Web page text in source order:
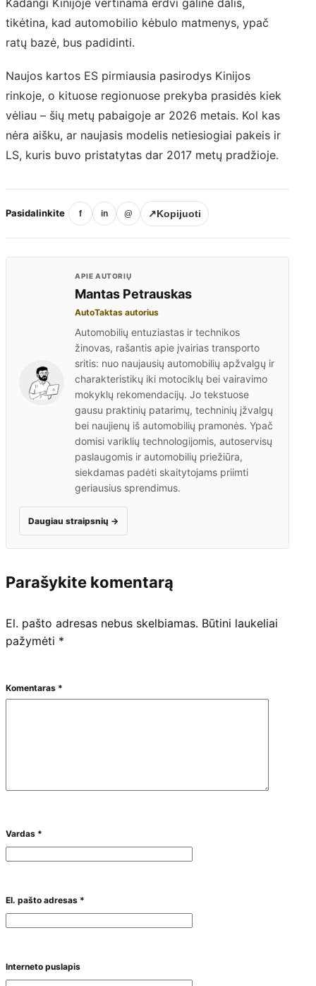
Kadangi Kinijoje vertinama erdvi galinė dalis,
tikėtina, kad automobilio kėbulo matmenys, ypač
ratų bazė, bus padidinti.
Naujos kartos ES pirmiausia pasirodys Kinijos
rinkoje, o kituose regionuose prekyba prasidės kiek
vėliau – šių metų pabaigoje ar 2026 metais. Kol kas
nėra aišku, ar naujasis modelis netiesiogiai pakeis ir
LS, kuris buvo pristatytas dar 2017 metų pradžioje.
Pasidalinkite f in @ ↗Kopijuoti
APIE AUTORIŲ
Mantas Petrauskas
AutoTaktas autorius
Automobilių entuziastas ir technikos
žinovas, rašantis apie įvairias transporto
sritis: nuo naujausių automobilių apžvalgų ir
charakteristikų iki motociklų bei vairavimo
mokyklų rekomendacijų. Jo tekstuose
gausu praktinių patarimų, techninių įžvalgų
bei naujienų iš automobilių pramonės. Ypač
domisi variklių technologijomis, autoservisų
paslaugomis ir automobilių priežiūra,
siekdamas padėti skaitytojams priimti
geriausius sprendimus.
Daugiau straipsnių →
Parašykite komentarą
El. pašto adresas nebus skelbiamas. Būtini laukeliai
pažymėti *
Komentaras *
Vardas *
El. pašto adresas *
Interneto puslapis